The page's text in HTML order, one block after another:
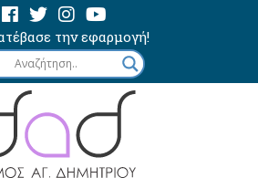
την εφαρμογή!